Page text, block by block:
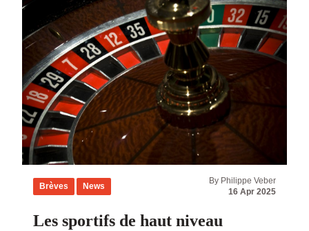
Brèves News
By Philippe Veber
16 Apr 2025
Les sportifs de haut niveau